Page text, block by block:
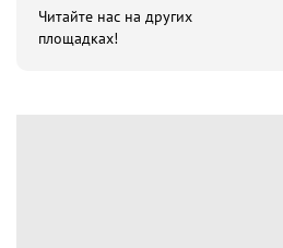
Читайте нас на других
площадках!